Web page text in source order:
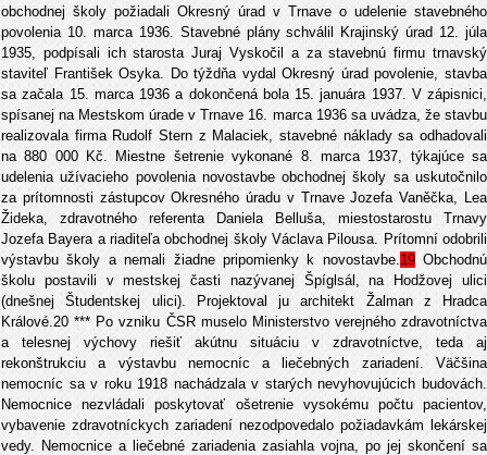
obchodnej školy požiadali Okresný úrad v Trnave o udelenie stavebného
povolenia 10. marca 1936. Stavebné plány schválil Krajinský úrad 12. júla
1935, podpísali ich starosta Juraj Vyskočil a za stavebnú firmu trnavský
staviteľ František Osyka. Do týždňa vydal Okresný úrad povolenie, stavba
sa začala 15. marca 1936 a dokončená bola 15. januára 1937. V zápisnici,
spísanej na Mestskom úrade v Trnave 16. marca 1936 sa uvádza, že stavbu
realizovala firma Rudolf Stern z Malaciek, stavebné náklady sa odhadovali
na 880 000 Kč. Miestne šetrenie vykonané 8. marca 1937, týkajúce sa
udelenia užívacieho povolenia novostavbe obchodnej školy sa uskutočnilo
za prítomnosti zástupcov Okresného úradu v Trnave Jozefa Vaněčka, Lea
Žideka, zdravotného referenta Daniela Belluša, miestostarostu Trnavy
Jozefa Bayera a riaditeľa obchodnej školy Václava Pilousa. Prítomní odobrili
výstavbu školy a nemali žiadne pripomienky k novostavbe.19Obchodnú
školu postavili v mestskej časti nazývanej Špíglsál, na Hodžovej ulici
(dnešnej Študentskej ulici). Projektoval ju architekt Žalman z Hradca
Králové.20 *** Po vzniku ČSR muselo Ministerstvo verejného zdravotníctva
a telesnej výchovy riešiť akútnu situáciu v zdravotníctve, teda aj
rekonštrukciu a výstavbu nemocníc a liečebných zariadení. Väčšina
nemocníc sa v roku 1918 nachádzala v starých nevyhovujúcich budovách.
Nemocnice nezvládali poskytovať ošetrenie vysokému počtu pacientov,
vybavenie zdravotníckych zariadení nezodpovedalo požiadavkám lekárskej
vedy. Nemocnice a liečebné zariadenia zasiahla vojna, po jej skončení sa